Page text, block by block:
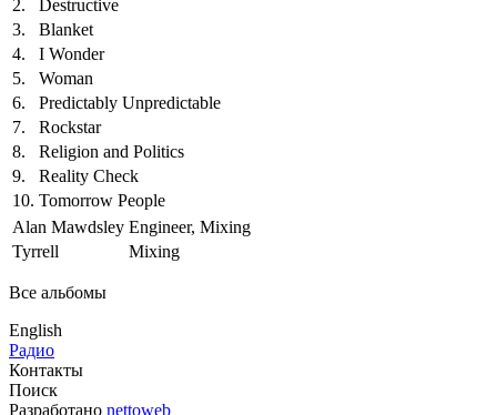
2.
Destructive
3.
Blanket
4.
I Wonder
5.
Woman
6.
Predictably Unpredictable
7.
Rockstar
8.
Religion and Politics
9.
Reality Check
10. Tomorrow People
Alan Mawdsley Engineer, Mixing
Tyrrell
Mixing
Все альбомы
English
Радио
Контакты
Поиск
Разработано nettoweb